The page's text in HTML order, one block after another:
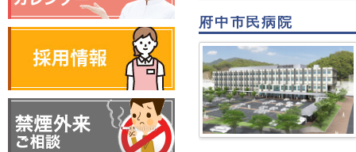
府中市民病院